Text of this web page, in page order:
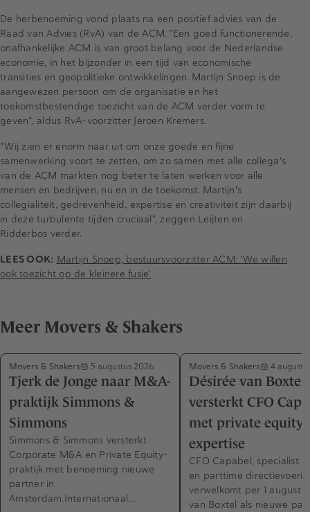
De herbenoeming vond plaats na een positief advies van de
Raad van Advies (RvA) van de ACM. "Een goed functionerende,
onafhankelijke ACM is van groot belang voor de Nederlandse
economie, in het bijzonder in een tijd van economische
transities en geopolitieke ontwikkelingen. Martijn Snoep is de
aangewezen persoon om de organisatie en het
toekomstbestendige toezicht van de ACM verder vorm te
geven", aldus RvA-voorzitter Jeroen Kremers.
"Wij zien er enorm naar uit om onze goede en fijne
samenwerking voort te zetten, om zo samen met alle collega's
van de ACM markten nog beter te laten werken voor alle
mensen en bedrijven, nu en in de toekomst. Martijn's
collegialiteit, gedrevenheid, expertise en creativiteit zijn daarbij
in deze turbulente tijden cruciaal", zeggen Leijten en
Ridderbos verder.
LEES OOK: Martijn Snoep, bestuursvoorzitter ACM: ‘We willen
ook toezicht op de kleinere fusie’
Meer Movers & Shakers
Movers & Shakers 5 augustus 2026
Tjerk de Jonge naar M&A-
praktijk Simmons &
Simmons
Simmons & Simmons versterkt
Corporate M&A en Private Equity-
praktijk met benoeming nieuwe
partner in
Amsterdam.Internationaal…
Movers & Shakers 4
Désirée van Boxtel
versterkt CFO
met private equity-
expertise
CFO Capabel, specialist
en parttime
verwelkomt per 1
van Boxtel als nieuwe